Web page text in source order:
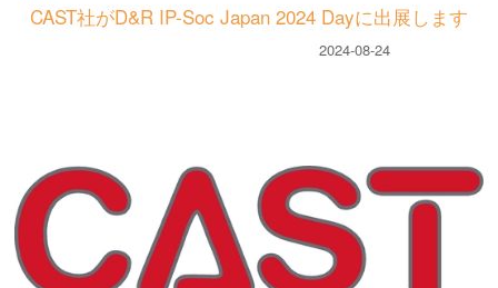
CAST社がD&R IP-Soc Japan 2024 Dayに出展します
2024-08-24